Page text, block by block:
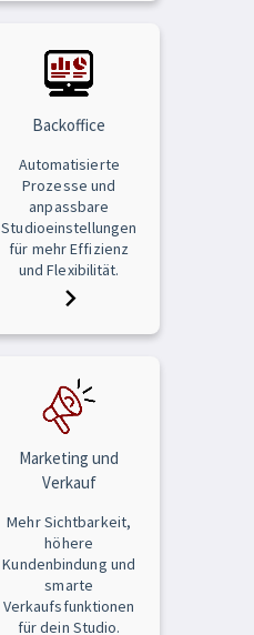
Backoffice
Automatisierte
Prozesse und
anpassbare
Studioeinstellungen
für mehr Effizienz
und Flexibilität.
Marketing und
Verkauf
Mehr Sichtbarkeit,
höhere
Kundenbindung und
smarte
Verkaufsfunktionen
für dein Studio.